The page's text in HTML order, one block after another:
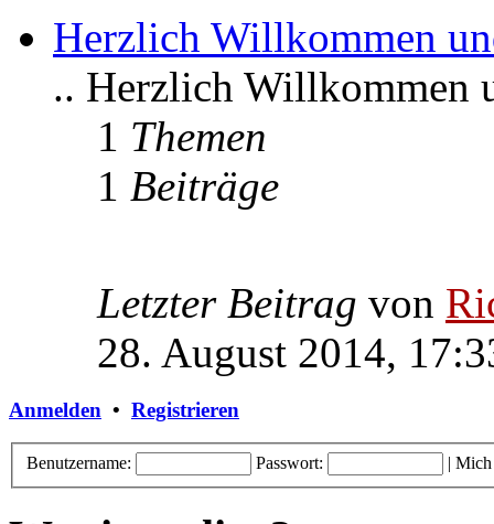
Herzlich Willkommen
.. Herzlich Willkommen
1 Themen
1 Beiträge
Letzter Beitrag von
28. August 2014,
Anmelden • Registrieren
Benutzername: Passwort: | Mich